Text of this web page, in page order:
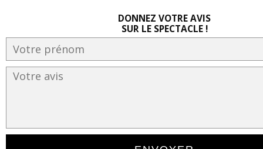
DONNEZ VOTRE AVIS
SUR LE SPECTACLE !